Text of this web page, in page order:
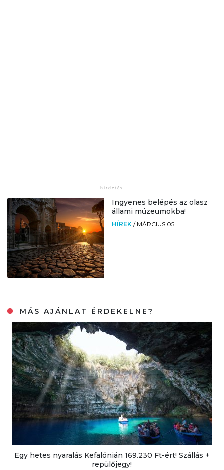
Ingyenes belépés az olasz
állami múzeumokba!
HÍREK / MÁRCIUS 05.
MÁS AJÁNLAT ÉRDEKELNE?
Egy hetes nyaralás Kefalónián 169.230 Ft-ért! Szállás +
repülőjegy!